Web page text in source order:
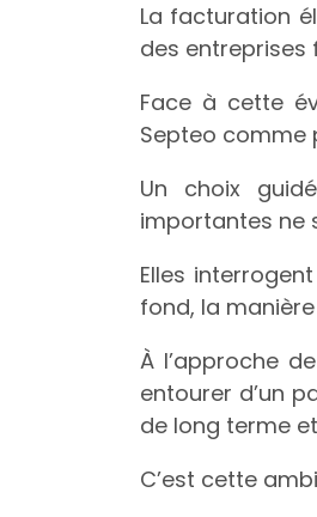
La facturation
des entreprises
Face à cette
Septeo comme
Un choix
importantes ne
Elles
fond, la
À l’approche
entourer d’un
de long terme
C’est cette